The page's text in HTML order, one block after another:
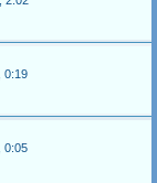
0:19
0:05